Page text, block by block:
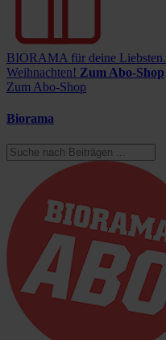
BIORAMA für deine Liebsten.
Weihnachten! Zum Abo-Shop
Zum Abo-Shop
Biorama